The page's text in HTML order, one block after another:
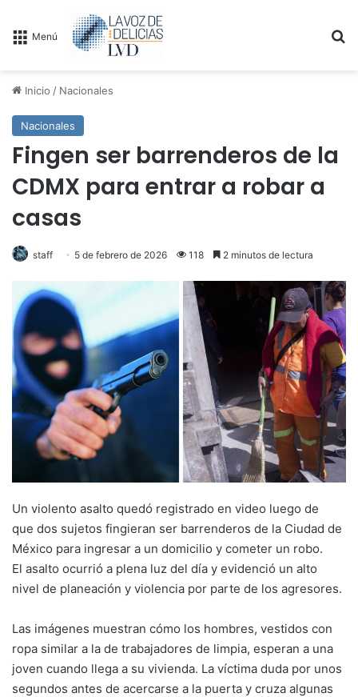
Menú
Inicio / Nacionales
Nacionales
Fingen ser barrenderos de la
CDMX para entrar a robar a
casas
staff 5 de febrero de 2026 118 2 minutos de lectura
Un violento asalto quedó registrado en video luego de
que dos sujetos fingieran ser barrenderos de la Ciudad de
México para ingresar a un domicilio y cometer un robo.
El asalto ocurrió a plena luz del día y evidenció un alto
nivel de planeación y violencia por parte de los agresores.
Las imágenes muestran cómo los hombres, vestidos con
ropa similar a la de trabajadores de limpia, esperan a una
joven cuando llega a su vivienda. La víctima duda por unos
segundos antes de acercarse a la puerta y cruza algunas